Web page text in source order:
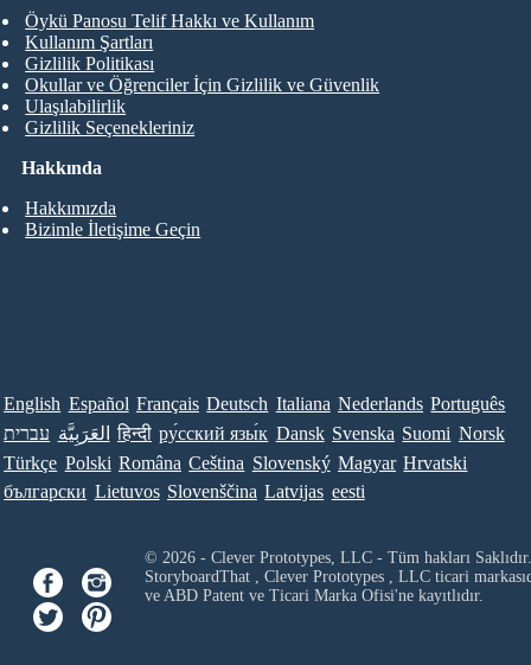
Hakkında
Hakkımızda
Bizimle İletişime Geçin
Öykü Panosu Telif Hakkı ve Kullanım
Kullanım Şartları
Gizlilik Politikası
Okullar ve Öğrenciler İçin Gizlilik ve Güvenlik
Ulaşılabilirlik
Gizlilik Seçenekleriniz
English Español Français Deutsch Italiana Nederlands Português
עברית العَرَبِيَّة हिन्दी ру́сский язы́к Dansk Svenska Suomi Norsk
Türkçe Polski Româna Ceština Slovenský Magyar Hrvatski
български Lietuvos Slovenščina Latvijas eesti
© 2026 - Clever Prototypes, LLC - Tüm hakları Saklıdır.
StoryboardThat , Clever Prototypes , LLCticari
ve ABD Patent ve Ticari Marka Ofisi'ne kayıtlıdır.